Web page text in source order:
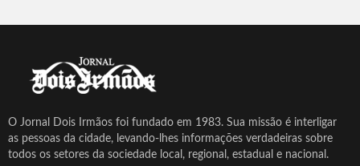
O Jornal Dois Irmãos foi fundado em 1983. Sua missão é interligar
as pessoas da cidade, levando-lhes informações verdadeiras sobre
todos os setores da sociedade local, regional, estadual e nacional.